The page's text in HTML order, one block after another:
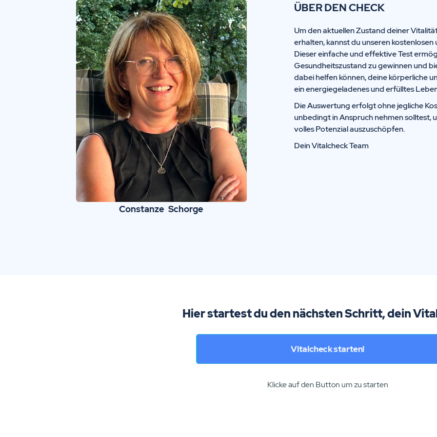
ConstanzeSchorge
ÜBER DEN CHECK
Um den aktuellen Zustand deiner
erhalten, kannst du unseren
Dieser einfache und effektive Test
Gesundheitszustand zu gewinnen und
dabei helfen können, deine körperliche
ein energiegeladenes und erfülltes
Die Auswertung erfolgt ohne jegliche
unbedingt in Anspruch nehmen solltest,
volles Potenzial auszuschöpfen.
Dein Vitalcheck Team
Hier startest du den nächsten Schritt, dein
Vitalcheck starten!
Klicke auf den Button um zu starten